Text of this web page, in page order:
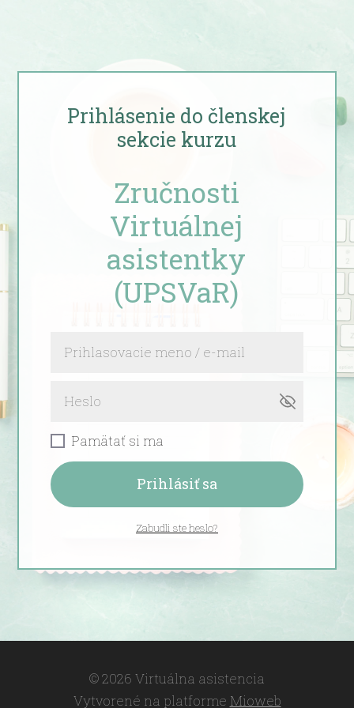
Prihlásenie do členskej
sekcie kurzu
Zručnosti
Virtuálnej
asistentky
(UPSVaR)
Pamätať si ma
Prihlásiť sa
Zabudli ste heslo?
© 2026 Virtuálna asistencia
Vytvorené na platforme Mioweb